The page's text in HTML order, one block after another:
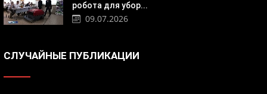
робота для убор...
09.07.2026
СЛУЧАЙНЫЕ ПУБЛИКАЦИИ